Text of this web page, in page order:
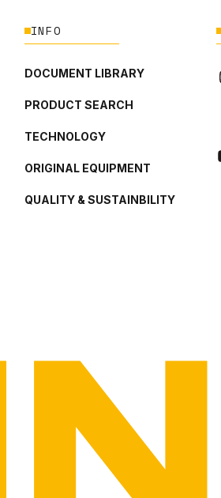
INFO
DOCUMENT LIBRARY
PRODUCT SEARCH
TECHNOLOGY
ORIGINAL EQUIPMENT
QUALITY & SUSTAINBILITY